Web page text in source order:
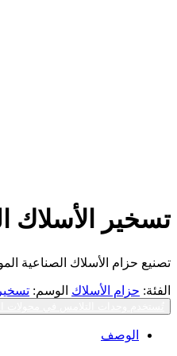
تسخير الأسلاك
تصنيع حزام الأسلاك الصناعية
الفئة: حزام الأسلاك الوسم:
الوصف